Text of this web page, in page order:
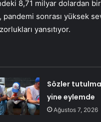
8,71 milyar dolardan
sonrası yüksek
yansıtıyor.
Sözler
yine eylemde
Ağustos 7, 2026